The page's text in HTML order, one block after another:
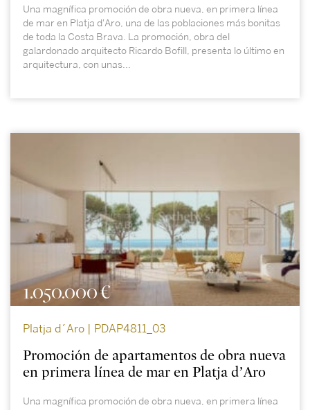
Una magnífica promoción de obra nueva, en primera línea
de mar en Platja d'Aro, una de las poblaciones más bonitas
de toda la Costa Brava. La promoción, obra del
galardonado arquitecto Ricardo Bofill, presenta lo último en
arquitectura, con unas...
1.050.000 €
Platja d´Aro | PDAP4811_03
Promoción de apartamentos de obra nueva
en primera línea de mar en Platja d’Aro
Una magnífica promoción de obra nueva, en primera línea